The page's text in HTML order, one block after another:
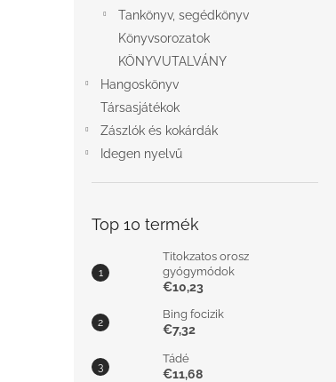
Tankönyv, segédkönyv
Könyvsorozatok
KÖNYVUTALVÁNY
Hangoskönyv
Társasjátékok
Zászlók és kokárdák
Idegen nyelvű
Top 10 termék
Titokzatos orosz
gyógymódok
€10,23
Bing focizik
€7,32
Tádé
€11,68